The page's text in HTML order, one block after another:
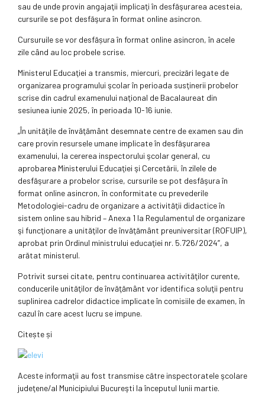
sau de unde provin angajaţii implicaţi în desfăşurarea acesteia,
cursurile se pot desfăşura în format online asincron.
Cursuruile se vor desfășura în format online asincron, în acele
zile când au loc probele scrise.
Ministerul Educaţiei a transmis, miercuri, precizări legate de
organizarea programului şcolar în perioada susţinerii probelor
scrise din cadrul examenului naţional de Bacalaureat din
sesiunea iunie 2025, în perioada 10-16 iunie.
„În unităţile de învăţământ desemnate centre de examen sau din
care provin resursele umane implicate în desfăşurarea
examenului, la cererea inspectorului şcolar general, cu
aprobarea Ministerului Educaţiei şi Cercetării, în zilele de
desfăşurare a probelor scrise, cursurile se pot desfăşura în
format online asincron, în conformitate cu prevederile
Metodologiei-cadru de organizare a activităţii didactice în
sistem online sau hibrid – Anexa 1 la Regulamentul de organizare
şi funcţionare a unităţilor de învăţământ preuniversitar (ROFUIP),
aprobat prin Ordinul ministrului educaţiei nr. 5.726/2024”, a
arătat ministerul.
Potrivit sursei citate, pentru continuarea activităţilor curente,
conducerile unităţilor de învăţământ vor identifica soluţii pentru
suplinirea cadrelor didactice implicate în comisiile de examen, în
cazul în care acest lucru se impune.
Citește și
Aceste informaţii au fost transmise către inspectoratele şcolare
judeţene/al Municipiului Bucureşti la începutul lunii martie.